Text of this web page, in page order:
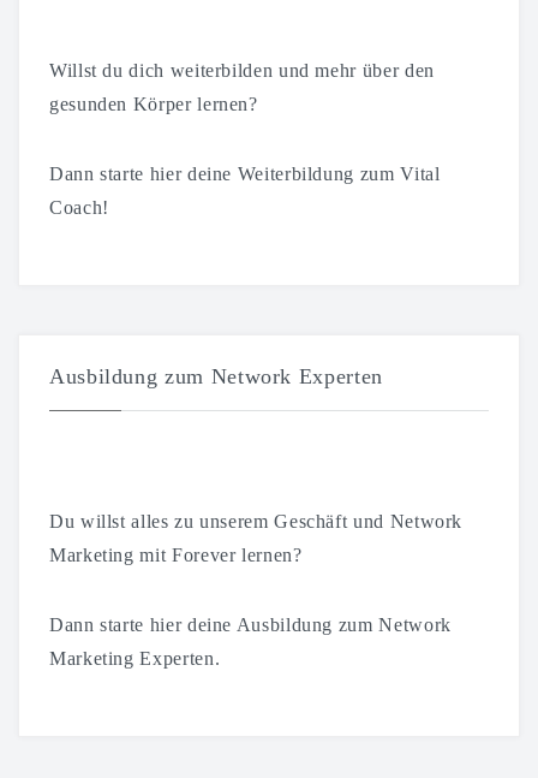
Willst du dich weiterbilden und mehr über den
gesunden Körper lernen?
Dann starte hier deine Weiterbildung zum Vital
Coach!
Ausbildung zum Network Experten
Du willst alles zu unserem Geschäft und Network
Marketing mit Forever lernen?
Dann starte hier deine Ausbildung zum Network
Marketing Experten.